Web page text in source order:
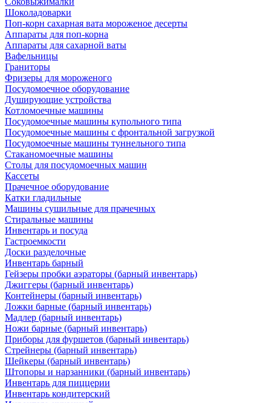
Шоколадоварки
Поп-корн сахарная вата мороженое десерты
Аппараты для поп-корна
Аппараты для сахарной ваты
Вафельницы
Граниторы
Фризеры для мороженого
Посудомоечное оборудование
Душирующие устройства
Котломоечные машины
Посудомоечные машины купольного типа
Посудомоечные машины с фронтальной загрузкой
Посудомоечные машины туннельного типа
Стаканомоечные машины
Столы для посудомоечных машин
Кассеты
Прачечное оборудование
Катки гладильные
Машины сушильные для прачечных
Стиральные машины
Инвентарь и посуда
Гастроемкости
Доски разделочные
Инвентарь барный
Гейзеры пробки аэраторы (барный инвентарь)
Джиггеры (барный инвентарь)
Контейнеры (барный инвентарь)
Ложки барные (барный инвентарь)
Мадлер (барный инвентарь)
Ножи барные (барный инвентарь)
Приборы для фуршетов (барный инвентарь)
Стрейнеры (барный инвентарь)
Шейкеры (барный инвентарь)
Штопоры и нарзанники (барный инвентарь)
Инвентарь для пиццерии
Инвентарь кондитерский